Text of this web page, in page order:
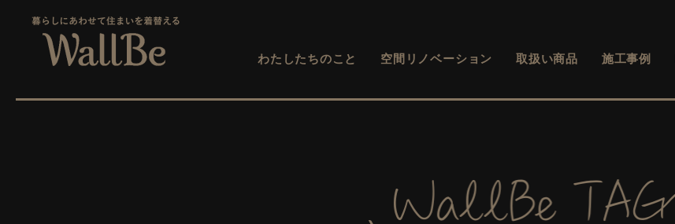
わたしたちのこと 空間リノベーション 取扱い商品 施工事例